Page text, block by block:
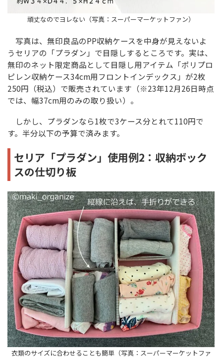
頑丈なのでヨレない（写真：スーパーマーケットファン）
写真は、無印良品のPP収納ケースを中身が見えないよ
うセリアの「プラダン」で目隠しするところです。実は、
無印のネット限定商品として目隠し用アイテム「ポリプロ
ピレン収納ケース34cm用フロントインデックス」が2枚
250円（税込）で販売されています（※23年12月26日時点
では、幅37cm用のみの取り扱い）。
しかし、プラダンなら1枚で3ケース分とれて110円で
す。半分以下の予算で済みます。
セリア「プラダン」使用例2：収納ボック
スの仕切り板
衣類のサイズに合わせることも簡単（写真：スーパーマーケットファ